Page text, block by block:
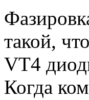
такой,
VT4
Когда